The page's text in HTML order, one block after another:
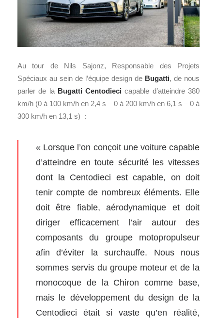
Au tour de Nils Sajonz, Responsable des Projets
Spéciaux au sein de l’équipe design de Bugatti, de nous
parler de la Bugatti Centodieci capable d’atteindre 380
km/h (0 à 100 km/h en 2,4 s – 0 à 200 km/h en 6,1 s – 0 à
300 km/h en 13,1 s) :
« Lorsque l’on conçoit une voiture capable
d’atteindre en toute sécurité les vitesses
dont la Centodieci est capable, on doit
tenir compte de nombreux éléments. Elle
doit être fiable, aérodynamique et doit
diriger efficacement l’air autour des
composants du groupe motopropulseur
afin d’éviter la surchauffe. Nous nous
sommes servis du groupe moteur et de la
monocoque de la Chiron comme base,
mais le développement du design de la
Centodieci était si vaste qu’en réalité,